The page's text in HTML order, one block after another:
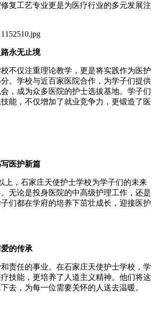
复工艺专业更是为医疗行业的多元发展注
永无止境
不仅注重理论教学，更是将实践作为医护
。学校与近百家医院合作，为学子们提供
，成为众多医院的护士选拔基地。学子们
能，不仅增加了就业竞争力，更锻造了医
医护新篇
上，石家庄天使护士学校为学子们的未来
无论是投身医院的中高级护理工作，还是
们都在学府的培养下茁壮成长，迎接医护
的传承
责任的事业。在石家庄天使护士学校，学
技能，更培养了人道主义精神。他们将这
去，为每一位需要关怀的人送去温暖。